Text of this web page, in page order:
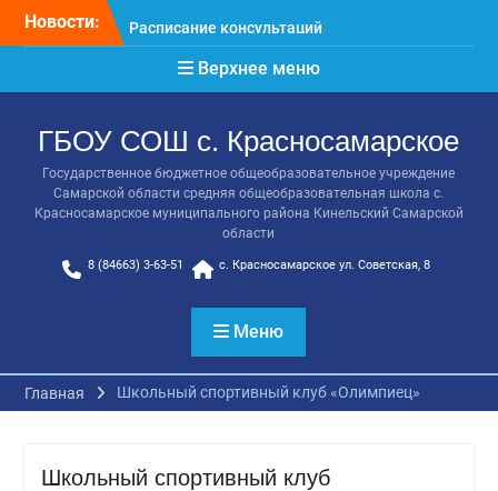
Новости:
Расписание консультаций
выпускников 9 класса
Класс года
Последний звонок
ТОП «Ребёнок не прошёл
на бюджет. Как получить
господдержку и
сохранить семейный
школа!
Верхнее меню
ГБОУ СОШ с. Красносамарское
Государственное бюджетное общеобразовательное учреждение
Самарской области средняя общеобразовательная школа с.
Красносамарское муниципального района Кинельский Самарской
области
8 (84663) 3-63-51 с. Красносамарское ул. Советская, 8
Меню
Главная Школьный спортивный клуб «Олимпиец»
Школьный спортивный клуб